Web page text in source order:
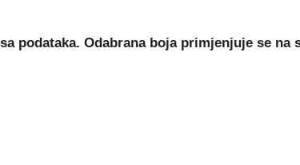
podataka. Odabrana boja primjenjuje se na